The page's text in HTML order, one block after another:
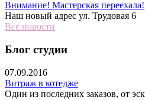
Внимание! Мастерская переехала!
Наш новый адрес ул. Трудовая 6
Все новости
Блог студии
07.09.2016
Витраж в котедже
Один из последних заказов, от